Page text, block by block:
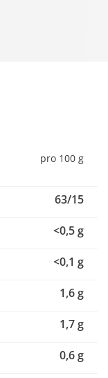
pro 100 g
63/15
<0,5 g
<0,1 g
1,6 g
1,7 g
0,6 g